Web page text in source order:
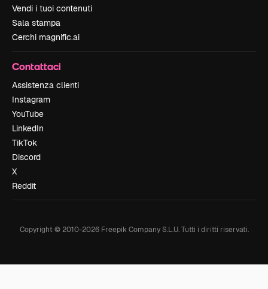
Vendi i tuoi contenuti
Sala stampa
Cerchi magnific.ai
Contattaci
Assistenza clienti
Instagram
YouTube
LinkedIn
TikTok
Discord
X
Reddit
Copyright © 2010-2026Freepik Company S.L.U. Tutti i diritti riservati.